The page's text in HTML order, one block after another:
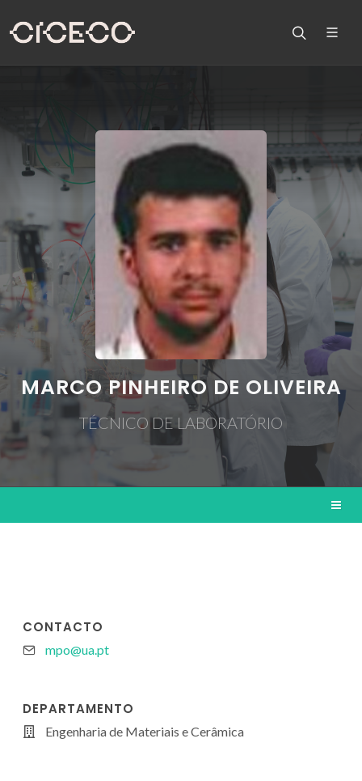
MARCO PINHEIRO DE OLIVEIRA
TÉCNICO DE LABORATÓRIO
CONTACTO
mpo@ua.pt
DEPARTAMENTO
Engenharia de Materiais e Cerâmica